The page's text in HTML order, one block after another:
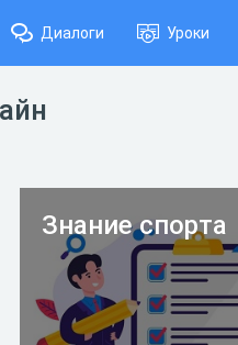
Диалоги Уроки
Знание спорта